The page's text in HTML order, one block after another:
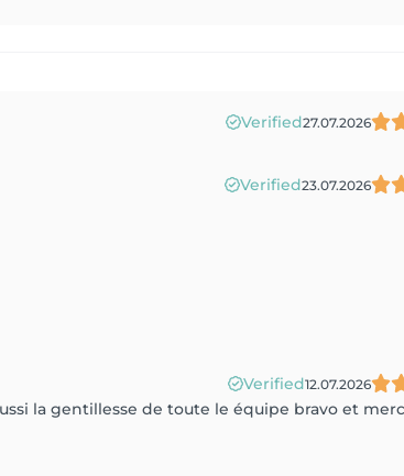
Verified27.07.2026
Verified23.07.2026
Verified12.07.2026
la gentillesse de toute le équipe bravo et